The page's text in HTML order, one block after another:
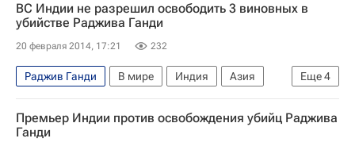
Правительство Индии
Верховный суд Индии
ВС Индии не разрешил освободить 3 виновных в
убийстве Раджива Ганди
20 февраля 2014, 17:21 232
Еще4
Раджив Ганди В мире Индия
Азия
Весь мир
Манмохан Сингх
Правительство Индии
Верховный суд Индии
Премьер Индии против освобождения убийц Раджива
Ганди